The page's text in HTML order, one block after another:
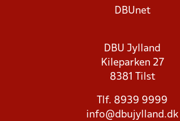
DBUnet
DBU Jylland
Kileparken 27
8381 Tilst
Tlf. 8939 9999
info@dbujylland.dk